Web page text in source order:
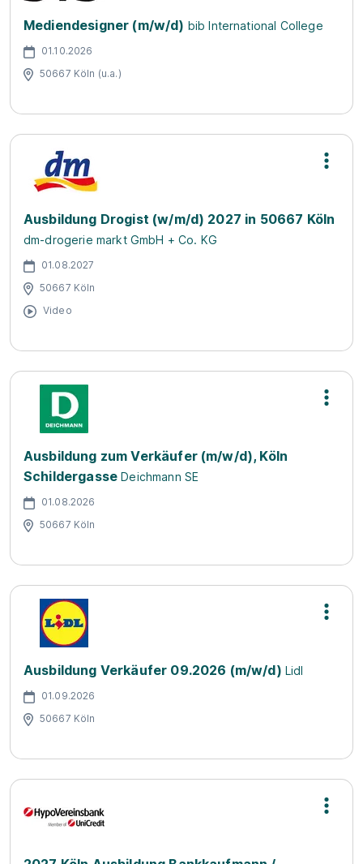
Mediendesigner (m/w/d) bib International College
01.10.2026
50667 Köln (u.a.)
Ausbildung Drogist (w/m/d) 2027 in 50667 Köln
dm-drogerie markt GmbH + Co. KG
01.08.2027
50667 Köln
Video
Ausbildung zum Verkäufer (m/w/d), Köln
Schildergasse Deichmann SE
01.08.2026
50667 Köln
Ausbildung Verkäufer 09.2026 (m/w/d) Lidl
01.09.2026
50667 Köln